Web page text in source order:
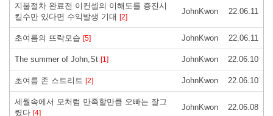
지불절차 완료전 이컨셉의 이해도를 증진시
킬수만 있다면 수익발생 기대 [2]
JohnKwon 22.06.11
초여름의 뜨락모습 [5] JohnKwon 22.06.11
The summer of John,St [1] JohnKwon 22.06.10
초여름 존 스트리트 [2] JohnKwon 22.06.10
세월속에서 모처럼 만족할만큼 오빠는 잘그
렸다 [4]
JohnKwon 22.06.08